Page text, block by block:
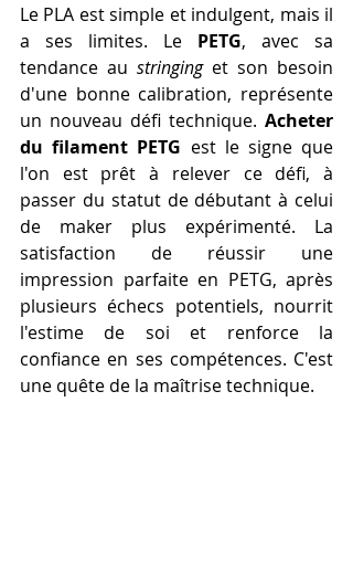
Le PLA est simple et indulgent, mais il
a ses limites. Le PETG, avec sa
tendance au stringing et son besoin
d'une bonne calibration, représente
un nouveau défi technique. Acheter
du filament PETG est le signe que
l'on est prêt à relever ce défi, à
passer du statut de débutant à celui
de maker plus expérimenté. La
satisfaction de réussir une
impression parfaite en PETG, après
plusieurs échecs potentiels, nourrit
l'estime de soi et renforce la
confiance en ses compétences. C'est
une quête de la maîtrise technique.